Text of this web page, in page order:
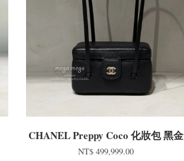
CHANEL Preppy Coco 化妝包 黑金
NT$ 499,999.00